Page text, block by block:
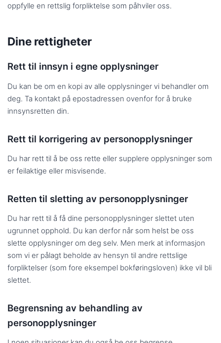
oppfylle en rettslig forpliktelse som påhviler oss.
Dine rettigheter
Rett til innsyn i egne opplysninger
Du kan be om en kopi av alle opplysninger vi behandler om
deg. Ta kontakt på epostadressen ovenfor for å bruke
innsynsretten din.
Rett til korrigering av personopplysninger
Du har rett til å be oss rette eller supplere opplysninger som
er feilaktige eller misvisende.
Retten til sletting av personopplysninger
Du har rett til å få dine personopplysninger slettet uten
ugrunnet opphold. Du kan derfor når som helst be oss
slette opplysninger om deg selv. Men merk at informasjon
som vi er pålagt beholde av hensyn til andre rettslige
forpliktelser (som fore eksempel bokføringsloven) ikke vil bli
slettet.
Begrensning av behandling av
personopplysninger